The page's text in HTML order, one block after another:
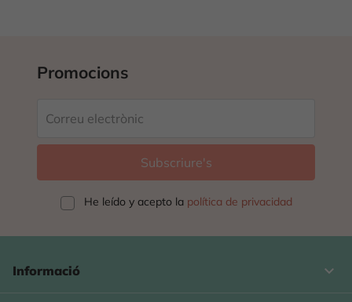
Promocions
He leído y acepto la política de privacidad
Informació keyboard_arrow_down